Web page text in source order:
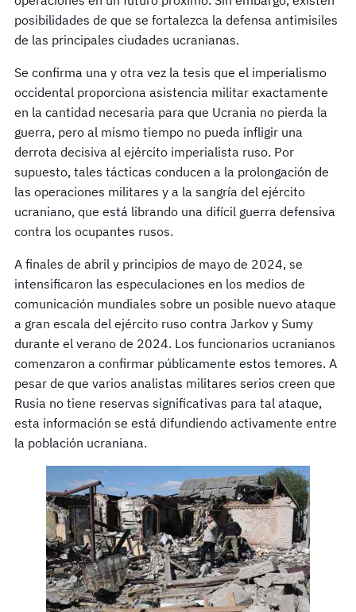
posibilidades de que se fortalezca la defensa antimisiles
de las principales ciudades ucranianas.
Se confirma una y otra vez la tesis que el imperialismo
occidental proporciona asistencia militar exactamente
en la cantidad necesaria para que Ucrania no pierda la
guerra, pero al mismo tiempo no pueda infligir una
derrota decisiva al ejército imperialista ruso. Por
supuesto, tales tácticas conducen a la prolongación de
las operaciones militares y a la sangría del ejército
ucraniano, que está librando una difícil guerra defensiva
contra los ocupantes rusos.
A finales de abril y principios de mayo de 2024, se
intensificaron las especulaciones en los medios de
comunicación mundiales sobre un posible nuevo ataque
a gran escala del ejército ruso contra Jarkov y Sumy
durante el verano de 2024. Los funcionarios ucranianos
comenzaron a confirmar públicamente estos temores. A
pesar de que varios analistas militares serios creen que
Rusia no tiene reservas significativas para tal ataque,
esta información se está difundiendo activamente entre
la población ucraniana.